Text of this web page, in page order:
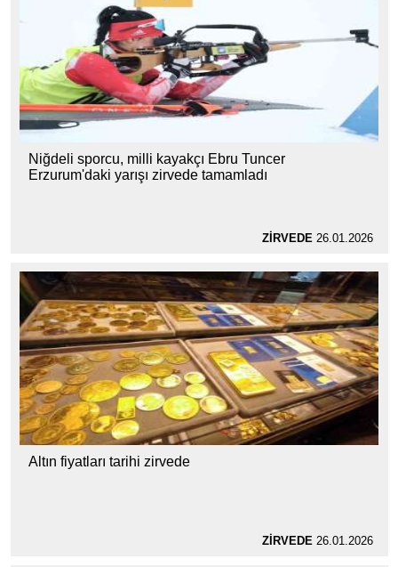
Niğdeli sporcu, milli kayakçı Ebru Tuncer
Erzurum'daki yarışı zirvede tamamladı
ZİRVEDE26.01.2026
Altın fiyatları tarihi zirvede
ZİRVEDE26.01.2026